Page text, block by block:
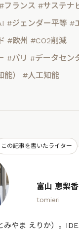
フランス #サステナ
#ジェンダー平等 #
#欧州 #CO2削減
#パリ #データセン
） #人工知能
この記事を書いたライター
富山 恵梨香
tomieri
みやま えりか）。